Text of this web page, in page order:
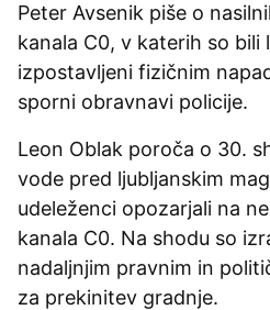
Peter Avsenik piše o
kanala C0, v katerih so bili
izpostavljeni fizičnim
sporni obravnavi policije.
Leon Oblak poroča o 30.
vode pred ljubljanskim
udeleženci opozarjali na
kanala C0. Na shodu so
nadaljnjim pravnim in
za prekinitev gradnje.